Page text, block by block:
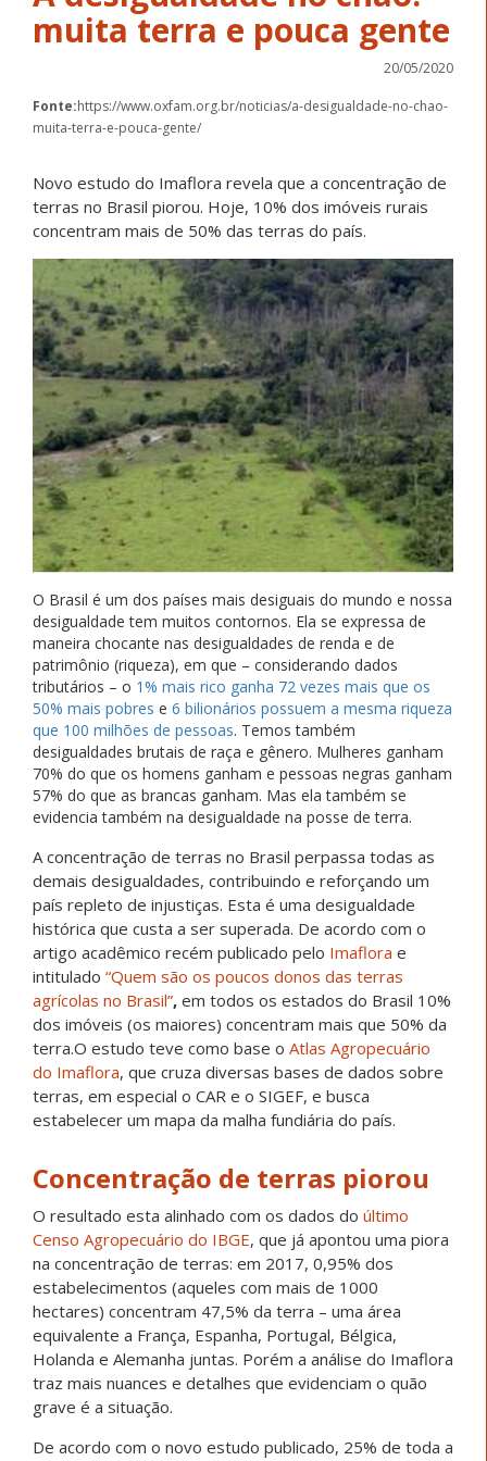
muita terra e pouca gente
20/05/2020
Fonte:https://www.oxfam.org.br/noticias/a-desigualdade-no-chao-
muita-terra-e-pouca-gente/
Novo estudo do Imaflora revela que a concentração de
terras no Brasil piorou. Hoje, 10% dos imóveis rurais
concentram mais de 50% das terras do país.
O Brasil é um dos países mais desiguais do mundo e nossa
desigualdade tem muitos contornos. Ela se expressa de
maneira chocante nas desigualdades de renda e de
patrimônio (riqueza), em que – considerando dados
tributários – o 1% mais rico ganha 72 vezes mais que os
50% mais pobres e 6 bilionários possuem a mesma riqueza
que 100 milhões de pessoas. Temos também
desigualdades brutais de raça e gênero. Mulheres ganham
70% do que os homens ganham e pessoas negras ganham
57% do que as brancas ganham. Mas ela também se
evidencia também na desigualdade na posse de terra.
A concentração de terras no Brasil perpassa todas as
demais desigualdades, contribuindo e reforçando um
país repleto de injustiças. Esta é uma desigualdade
histórica que custa a ser superada. De acordo com o
artigo acadêmico recém publicado pelo Imaflora e
intitulado “Quem são os poucos donos das terras
agrícolas no Brasil”, em todos os estados do Brasil 10%
dos imóveis (os maiores) concentram mais que 50% da
terra.O estudo teve como base o Atlas Agropecuário
do Imaflora, que cruza diversas bases de dados sobre
terras, em especial o CAR e o SIGEF, e busca
estabelecer um mapa da malha fundiária do país.
Concentração de terras piorou
O resultado esta alinhado com os dados do último
Censo Agropecuário do IBGE, que já apontou uma piora
na concentração de terras: em 2017, 0,95% dos
estabelecimentos (aqueles com mais de 1000
hectares) concentram 47,5% da terra – uma área
equivalente a França, Espanha, Portugal, Bélgica,
Holanda e Alemanha juntas. Porém a análise do Imaflora
traz mais nuances e detalhes que evidenciam o quão
grave é a situação.
De acordo com o novo estudo publicado, 25% de toda a